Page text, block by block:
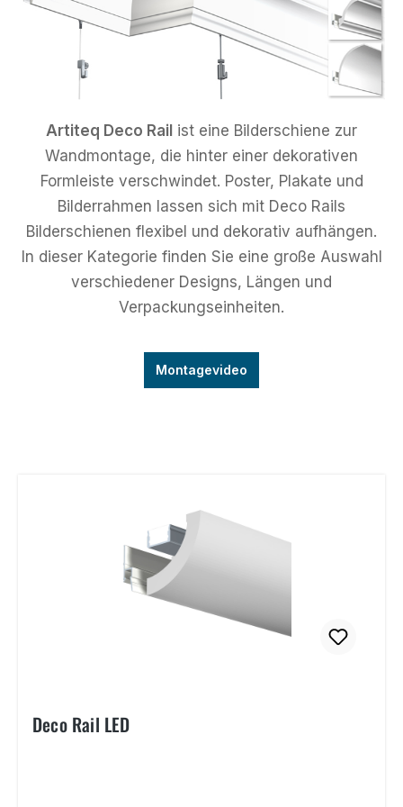
Artiteq Deco Rail ist eine Bilderschiene zur
Wandmontage, die hinter einer dekorativen
Formleiste verschwindet. Poster, Plakate und
Bilderrahmen lassen sich mit Deco Rails
Bilderschienen flexibel und dekorativ aufhängen.
In dieser Kategorie finden Sie eine große Auswahl
verschiedener Designs, Längen und
Verpackungseinheiten.
Montagevideo
Deco Rail LED